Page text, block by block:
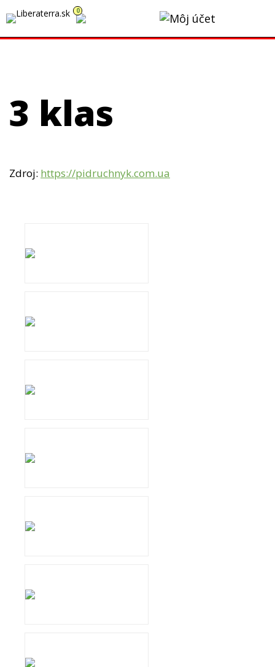
Momentálne čerpáme dovolenku. Všetky prijaté objednávky
budeme vybavovať postupne v týždni od 10.8.2026.
0
3 klas
Zdroj: https://pidruchnyk.com.ua